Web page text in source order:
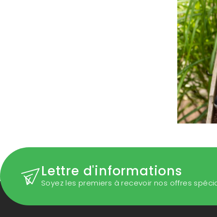
Lettre d'informations
Soyez les premiers à recevoir nos offres